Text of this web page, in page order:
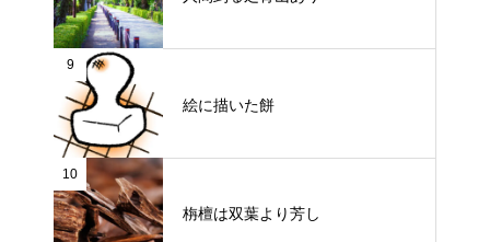
9
絵に描いた餅
10
栴檀は双葉より芳し